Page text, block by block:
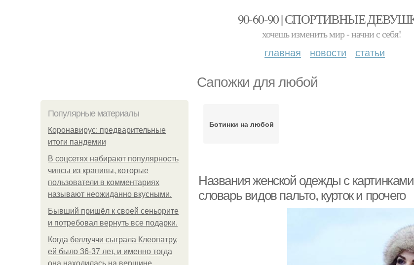
90-60-90 | СПОРТИВНЫЕ
хочешь изменить мир - начни с себя!
главная новости статьи
Сапожки для любой
Популярные материалы
Коронавирус: предварительные
итоги пандемии
В соцсетях набирают популярность
чипсы из крапивы, которые
пользователи в комментариях
называют неожиданно вкусными.
Бывший пришёл к своей сеньорите
и потребовал вернуть все подарки.
Когда беллуччи сыграла Клеопатру,
ей было 36-37 лет, и именно тогда
она находилась на вершине
Ботинки на любой
Названия женской одежды с
словарь видов пальто, курток и прочего